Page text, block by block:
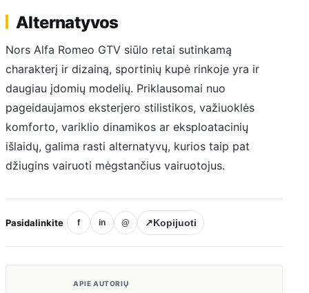
Alternatyvos
Nors Alfa Romeo GTV siūlo retai sutinkamą
charakterį ir dizainą, sportinių kupė rinkoje yra ir
daugiau įdomių modelių. Priklausomai nuo
pageidaujamos eksterjero stilistikos, važiuoklės
komforto, variklio dinamikos ar eksploatacinių
išlaidų, galima rasti alternatyvų, kurios taip pat
džiugins vairuoti mėgstančius vairuotojus.
Pasidalinkite f in @ ↗Kopijuoti
APIE AUTORIŲ